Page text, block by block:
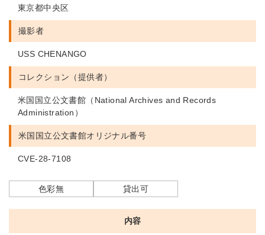
東京都中央区
撮影者
USS CHENANGO
コレクション（提供者）
米国国立公文書館（National Archives and Records
Administration）
米国国立公文書館オリジナル番号
CVE-28-7108
色彩無 貸出可
内容